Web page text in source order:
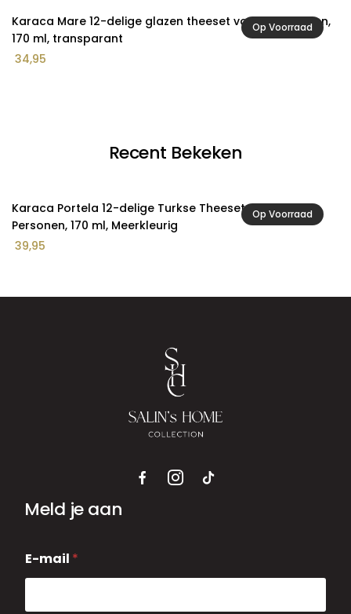
Op Voorraad
Karaca Mare 12-delige glazen theeset voor 6 personen,
170 ml, transparant
34,95
Recent Bekeken
Op Voorraad
Karaca Portela 12-delige Turkse Theeset voor 6
Personen, 170 ml, Meerkleurig
39,95
Meld je aan
-
m
i
E-mail *